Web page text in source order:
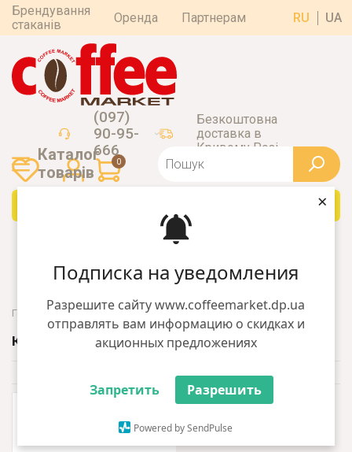
Подписка на уведомления
Разрешите сайту www.coffeemarket.dp.ua
отправлять вам информацию о скидках и
акционных предложениях
Запретить Разрешить
Powered by SendPulse
×
Брендування
стаканів
Оренда Партнерам RU UA
(097)
90-95-
666
Безкоштовна
доставка в
Кривому Розі
0
Каталог
товарiв
Головна Барний інвентар Килимки
КИЛИМКИ